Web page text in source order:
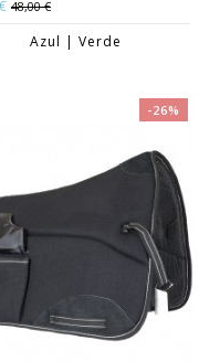
48,00 €
Azul | Verde
-26%